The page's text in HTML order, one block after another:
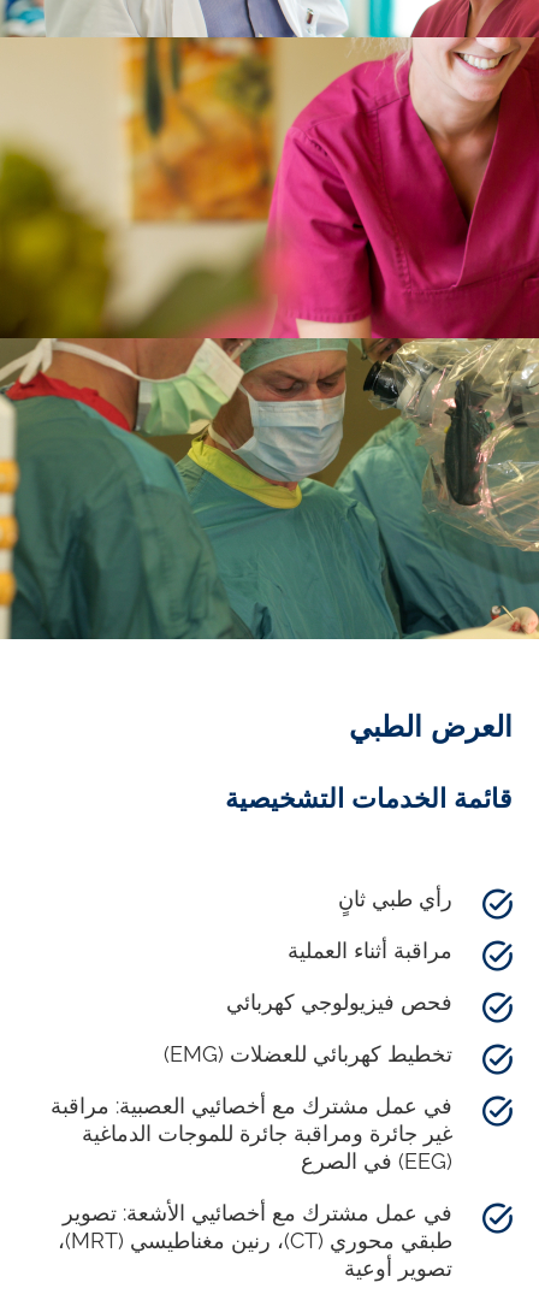
العرض الطبي
قائمة الخدمات التشخيصية
رأي طبي ثانٍ
مراقبة أثناء العملية
فحص فيزيولوجي كهربائي
تخطيط كهربائي للعضلات (EMG)
في عمل مشترك مع أخصائيي العصبية: مراقبة
غير جائرة ومراقبة جائرة للموجات الدماغية
(EEG) في الصرع
في عمل مشترك مع أخصائيي الأشعة: تصوير
طبقي محوري (CT)، رنين مغناطيسي (MRT)،
تصوير أوعية